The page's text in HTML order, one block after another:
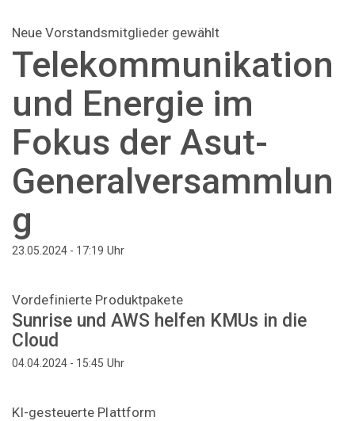
Neue Vorstandsmitglieder gewählt
Telekommunikation
und Energie im
Fokus der Asut-
Generalversammlun
g
23.05.2024 - 17:19 Uhr
Vordefinierte Produktpakete
Sunrise und AWS helfen KMUs in die
Cloud
04.04.2024 - 15:45 Uhr
KI-gesteuerte Plattform